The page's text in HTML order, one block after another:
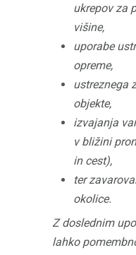
ukrepov za
višine,
uporabe
opreme,
ustreznega
objekte,
izvajanja
v bližini
in cest),
ter
okolice.
Z doslednim
lahko